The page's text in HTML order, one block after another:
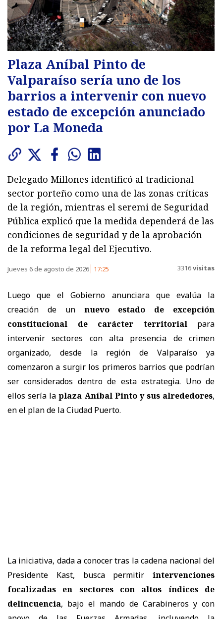
Plaza Aníbal Pinto de
Valparaíso sería uno de los
barrios a intervenir con nuevo
estado de excepción anunciado
por La Moneda
Delegado Millones identificó al tradicional
sector porteño como una de las zonas críticas
de la región, mientras el seremi de Seguridad
Pública explicó que la medida dependerá de las
condiciones de seguridad y de la aprobación
de la reforma legal del Ejecutivo.
Jueves 6 de agosto de 2026 17:25 3316visitas
Luego que el Gobierno anunciara que evalúa la
creación de un nuevo estado de excepción
constitucional de carácter territorialpara
intervenir sectores con alta presencia de crimen
organizado, desde la región de Valparaíso ya
comenzaron a surgir los primeros barrios que podrían
ser considerados dentro de esta estrategia. Uno de
ellos sería laplaza Aníbal Pinto y sus alrededores,
en el plan de la Ciudad Puerto.
La iniciativa, dada a conocer tras la cadena nacional del
Presidente Kast, busca permitir intervenciones
focalizadas en sectores con altos índices de
delincuencia, bajo el mando de Carabineros y con